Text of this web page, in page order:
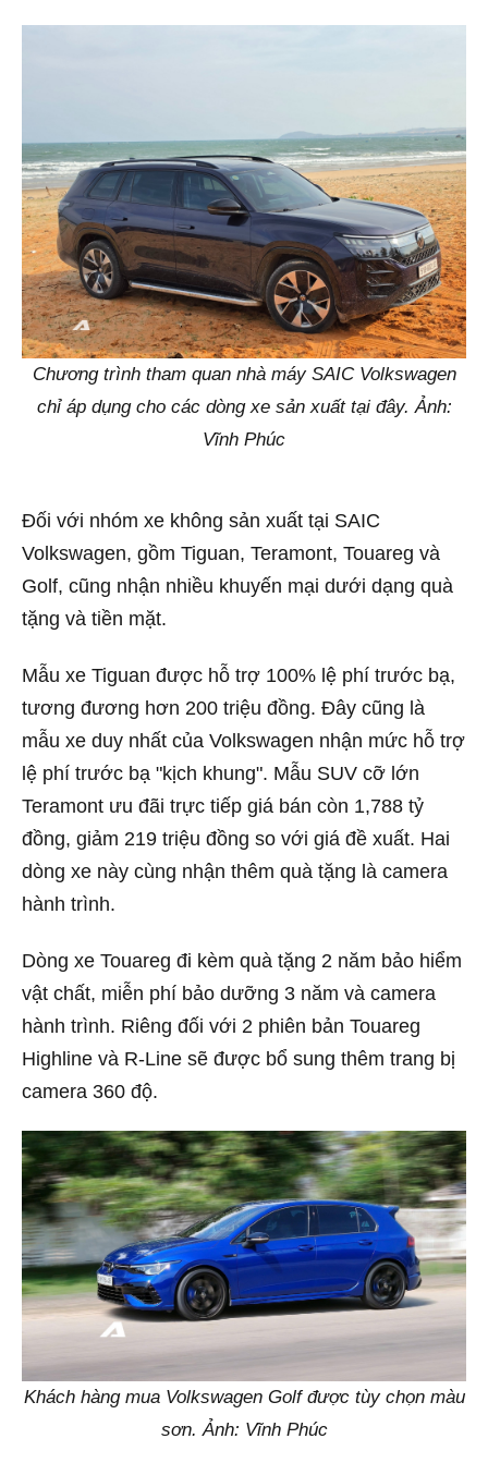
Chương trình tham quan nhà máy SAIC Volkswagen
chỉ áp dụng cho các dòng xe sản xuất tại đây. Ảnh:
Vĩnh Phúc
Đối với nhóm xe không sản xuất tại SAIC
Volkswagen, gồm Tiguan, Teramont, Touareg và
Golf, cũng nhận nhiều khuyến mại dưới dạng quà
tặng và tiền mặt.
Mẫu xe Tiguan được hỗ trợ 100% lệ phí trước bạ,
tương đương hơn 200 triệu đồng. Đây cũng là
mẫu xe duy nhất của Volkswagen nhận mức hỗ trợ
lệ phí trước bạ "kịch khung". Mẫu SUV cỡ lớn
Teramont ưu đãi trực tiếp giá bán còn 1,788 tỷ
đồng, giảm 219 triệu đồng so với giá đề xuất. Hai
dòng xe này cùng nhận thêm quà tặng là camera
hành trình.
Dòng xe Touareg đi kèm quà tặng 2 năm bảo hiểm
vật chất, miễn phí bảo dưỡng 3 năm và camera
hành trình. Riêng đối với 2 phiên bản Touareg
Highline và R-Line sẽ được bổ sung thêm trang bị
camera 360 độ.
Khách hàng mua Volkswagen Golf được tùy chọn màu
sơn. Ảnh: Vĩnh Phúc